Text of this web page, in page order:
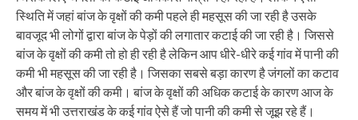
स्थिति में जहां बांज के वृक्षों की कमी पहले ही महसूस की जा रही है उसके
बावजूद भी लोगों द्वारा बांज के पेड़ों की लगातार कटाई की जा रही है। जिससे
बांज के वृक्षों की कमी तो हो ही रही है लेकिन आप धीरे-धीरे कई गांव में पानी की
कमी भी महसूस की जा रही है। जिसका सबसे बड़ा कारण है जंगलों का कटाव
और बांज के वृक्षों की कमी। बांज के वृक्षों की अधिक कटाई के कारण आज के
समय में भी उत्तराखंड के कई गांव ऐसे हैं जो पानी की कमी से जूझ रहे हैं।